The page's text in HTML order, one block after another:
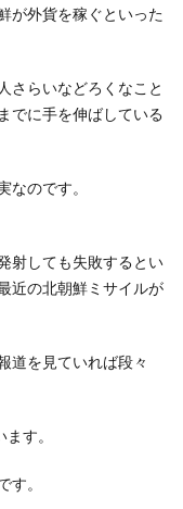
が外貨を稼ぐといった
さらいなどろくなこと
でに手を伸ばしている
なのです。
射しても失敗するとい
近の北朝鮮ミサイルが
道を見ていれば段々
す。
す。